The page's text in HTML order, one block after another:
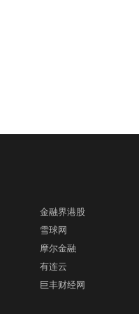
院的首任议
贝宁参议院组建
行：在预测范围
仍偏向上行。
派拉蒙(PSKY.
体版权谈判。
金融界港股
雪球网
摩尔金融
有连云
巨丰财经网